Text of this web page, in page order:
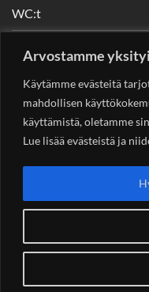
Arvostamme
Käytämme evästeitä
mahdollisen
käyttämistä, oletamme
Lue lisää evästeistä ja
WC:t
YHTEYSTIEDOT
Helsingin
00890 Helsinki 0400 99